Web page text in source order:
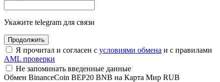
Укажите telegram для связи
Я прочитал и согласен с условиями обмена и с правилами
AML проверки
Не запоминать введенные данные
Обмен BinanceCoin BEP20 BNB на Карта Мир RUB